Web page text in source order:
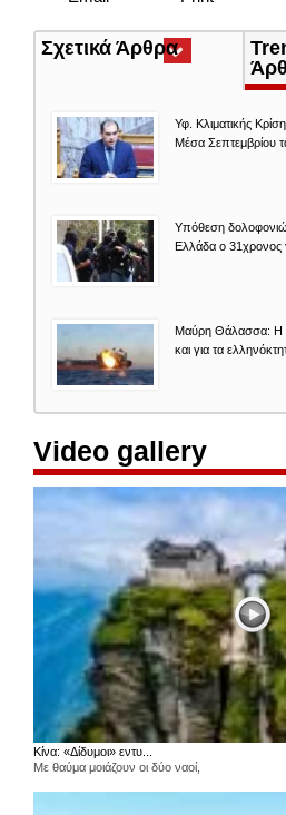
Σχετικά Άρθρα(ενεργή
καρτέλα)
Υφ. Κλιματικής
Μέσα Σεπτεμβρίου
Υπόθεση
Ελλάδα ο 31χρονος
Μαύρη Θάλασσα: Η
και για τα
Video gallery
Κίνα: «Δίδυμοι» εντυ...
Με θαύμα μοιάζουν οι δύο ναοί,